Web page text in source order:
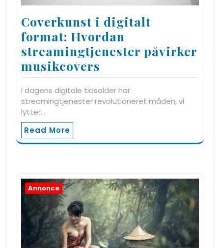
Coverkunst i digitalt
format: Hvordan
streamingtjenester påvirker
musikcovers
I dagens digitale tidsalder har
streamingtjenester revolutioneret måden, vi
lytter…
Read More
Annonce